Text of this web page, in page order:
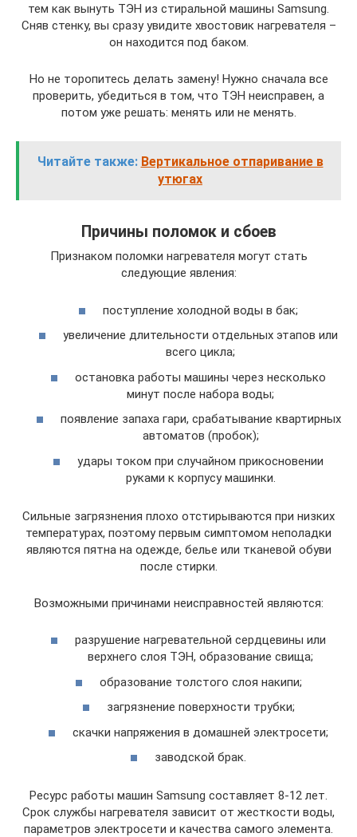
тем как вынуть ТЭН из стиральной машины Samsung.
Сняв стенку, вы сразу увидите хвостовик нагревателя –
он находится под баком.
Но не торопитесь делать замену! Нужно сначала все
проверить, убедиться в том, что ТЭН неисправен, а
потом уже решать: менять или не менять.
Читайте также: Вертикальное отпаривание в
утюгах
Причины поломок и сбоев
Признаком поломки нагревателя могут стать
следующие явления:
поступление холодной воды в бак;
увеличение длительности отдельных этапов или
всего цикла;
остановка работы машины через несколько
минут после набора воды;
появление запаха гари, срабатывание квартирных
автоматов (пробок);
удары током при случайном прикосновении
руками к корпусу машинки.
Сильные загрязнения плохо отстирываются при низких
температурах, поэтому первым симптомом неполадки
являются пятна на одежде, белье или тканевой обуви
после стирки.
Возможными причинами неисправностей являются:
разрушение нагревательной сердцевины или
верхнего слоя ТЭН, образование свища;
образование толстого слоя накипи;
загрязнение поверхности трубки;
скачки напряжения в домашней электросети;
заводской брак.
Ресурс работы машин Samsung составляет 8-12 лет.
Срок службы нагревателя зависит от жесткости воды,
параметров электросети и качества самого элемента.